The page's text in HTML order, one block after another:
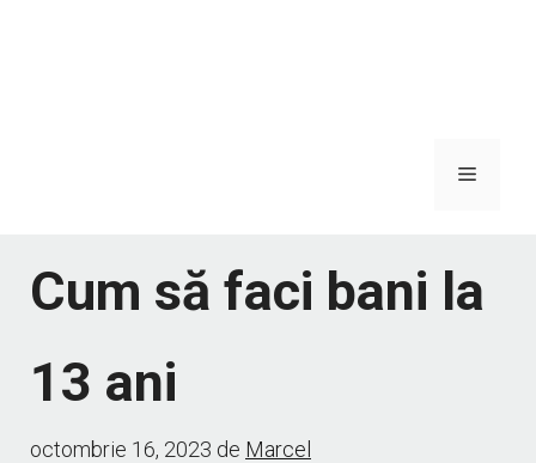
Meniu
Cum să faci bani la
13 ani
octombrie 16, 2023 de Marcel